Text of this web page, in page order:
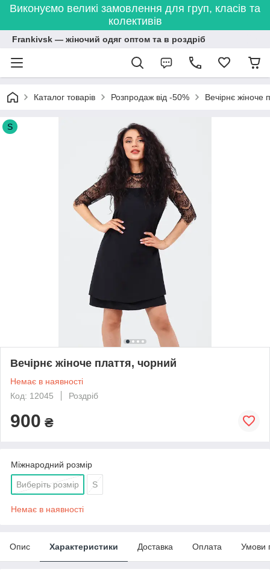
Виконуємо великі замовлення для груп, класів та
колективів
Frankivsk — жіночий одяг оптом та в роздріб
Каталог товарів Розпродаж від -50% Вечірнє жіноче
S
Вечірнє жіноче плаття, чорний
Немає в наявності
Код: 12045
Роздріб
900 ₴
Міжнародний розмір
Виберіть розмір S
Немає в наявності
Опис Характеристики Доставка Оплата Умови